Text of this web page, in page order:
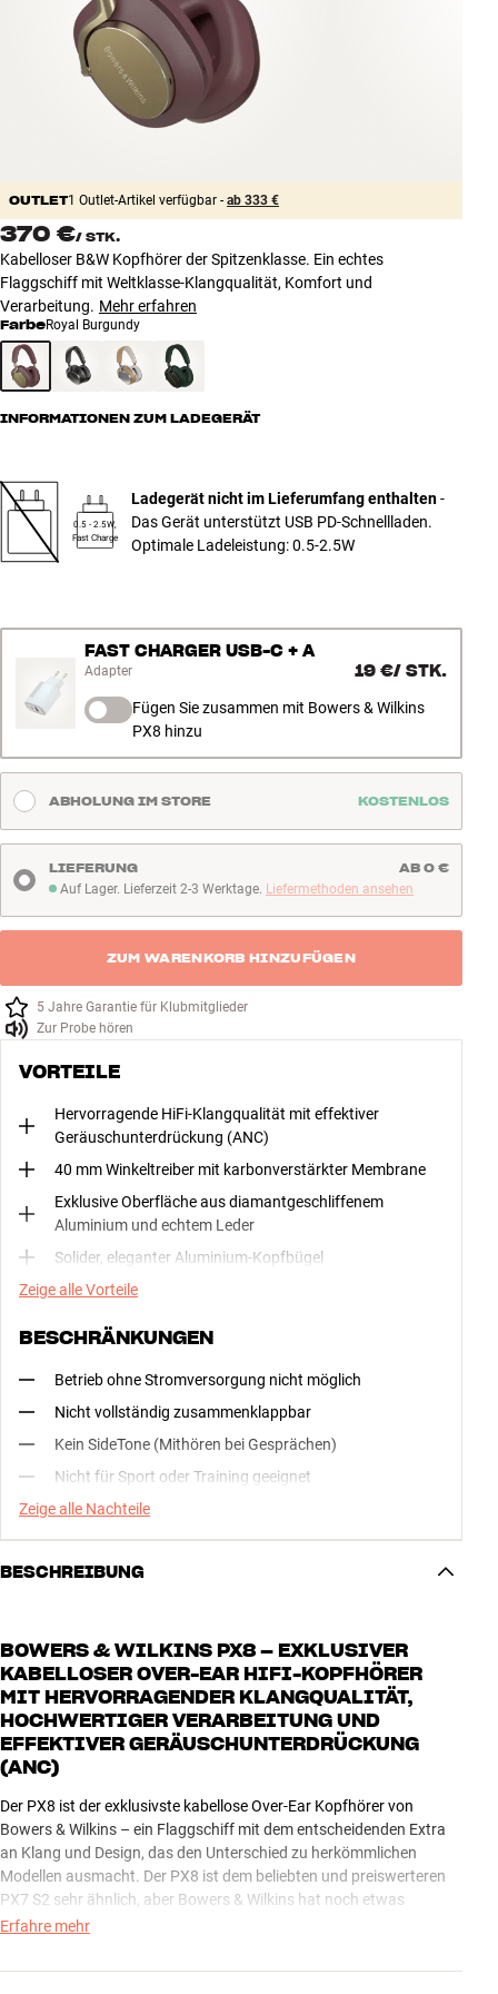
Zubehör
INSPIRATION
MARKEN
ANGEBOTE
Store Finden
Kundendienst
Anmelden
Kundendienst
Bauen mit Klang
OUTLET1 Outlet-Artikel verfügbar - ab 333 €
370 €/ STK.
Kabelloser B&W Kopfhörer der Spitzenklasse. Ein echtes
Flaggschiff mit Weltklasse-Klangqualität, Komfort und
Verarbeitung. Mehr erfahren
FarbeRoyal Burgundy
INFORMATIONEN ZUM LADEGERÄT
0.5 - 2.5W,
Fast Charge
Ladegerät nicht im Lieferumfang enthalten-
Das Gerät unterstützt USB PD-Schnellladen.
Optimale Ladeleistung: 0.5-2.5W
FAST CHARGER USB-C + A
Adapter 19 €/ STK.
Fügen Sie zusammen mit Bowers & Wilkins
PX8 hinzu
ABHOLUNG IM STORE KOSTENLOS
Auf Lager. Lieferzeit 2-3 Werktage
Auf Lager. Lieferzeit 2-3 Werktage. Liefermethoden ansehen
LIEFERUNG AB 0 €
ZUM WARENKORB HINZUFÜGEN
5 Jahre Garantie für Klubmitglieder
Zur Probe hören
VORTEILE
Hervorragende HiFi-Klangqualität mit effektiver
Geräuschunterdrückung (ANC)
40 mm Winkeltreiber mit karbonverstärkter Membrane
Exklusive Oberfläche aus diamantgeschliffenem
Aluminium und echtem Leder
Solider, eleganter Aluminium-Kopfbügel
Zeige alle Vorteile
BESCHRÄNKUNGEN
Betrieb ohne Stromversorgung nicht möglich
Nicht vollständig zusammenklappbar
Kein SideTone (Mithören bei Gesprächen)
Nicht für Sport oder Training geeignet
Zeige alle Nachteile
BESCHREIBUNG
BOWERS & WILKINS PX8 – EXKLUSIVER
KABELLOSER OVER-EAR HIFI-KOPFHÖRER
MIT HERVORRAGENDER KLANGQUALITÄT,
HOCHWERTIGER VERARBEITUNG UND
EFFEKTIVER GERÄUSCHUNTERDRÜCKUNG
(ANC)
Der PX8 ist der exklusivste kabellose Over-Ear Kopfhörer von
Bowers & Wilkins – ein Flaggschiff mit dem entscheidenden Extra
an Klang und Design, das den Unterschied zu herkömmlichen
Modellen ausmacht. Der PX8 ist dem beliebten und preiswerteren
PX7 S2 sehr ähnlich, aber Bowers & Wilkins hat noch etwas
draufgesetzt, um das Gesamterlebnis auf ein Top-Niveau zu heben.
sie stundenlang genießen, ohne zu ermüden, selbst wenn Du eine
Erfahre mehr